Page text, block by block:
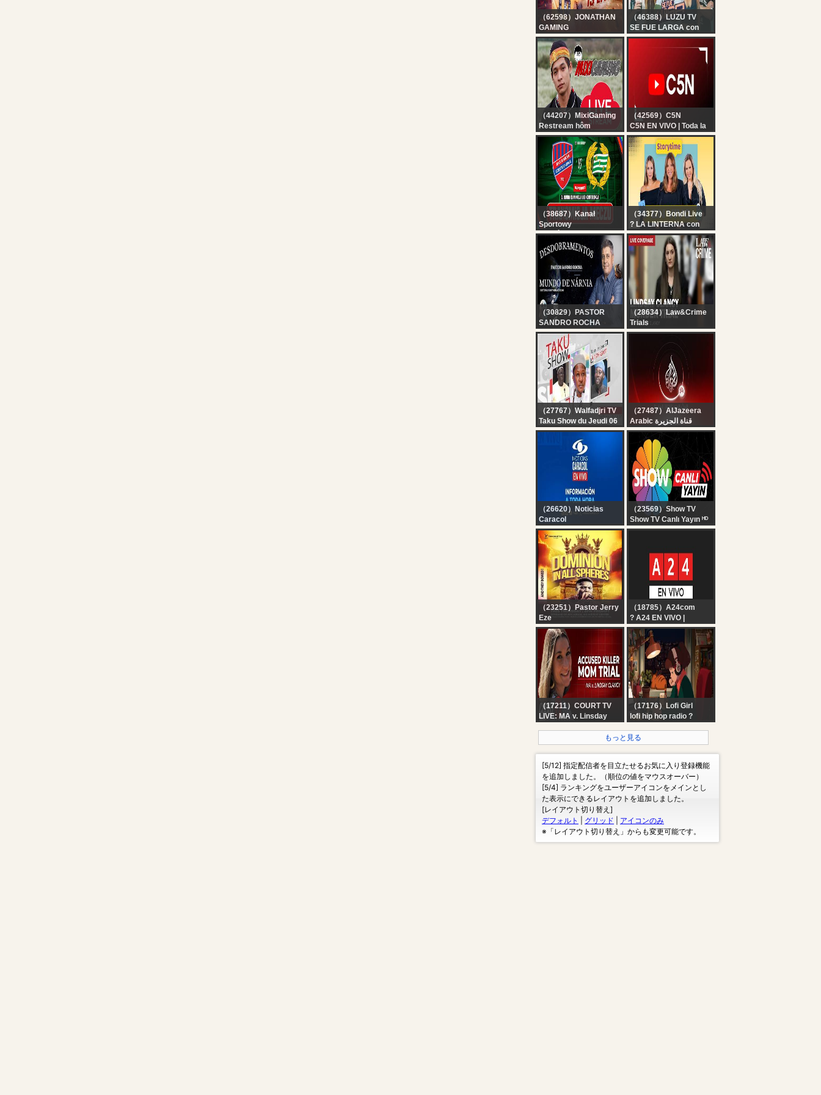
（62598）JONATHAN
GAMING
ELIMINATOR OR WHAT
| JONATHAN IS BACK!!
| BGMI!
（46388）LUZU TV
SE FUE LARGA con
FERBO, LUCAS LEZIN,
BELU NEGRI, DOMI
（44207）MixiGaming
Restream hôm
qua..................
（42569）C5N
C5N EN VIVO | Toda la
información en un solo
lugar | Seguí la
transmisión las 24
horas
（38687）Kanał
Sportowy
RAKÓW
CZĘSTOCHOWA -
HAMMARBY:
TRANSMISJA MECZU +
STUDIO | KOMENTARZ:
BOREK I LEWCZUK
（34377）Bondi Live
? LA LINTERNA con
Laura Ubfal, Flor
Cabrera y Agus Rey |
EN VIVO
（30829）PASTOR
SANDRO ROCHA
DESDOBRAMENTOS
06/08/2026
（28634）Law&Crime
Trials
LIVE: Lindsay Clancy
Murder Trial — MA v.
Lindsay Clancy — Day
（27767）Walfadjri TV
Taku Show du Jeudi 06
Aout 2026 avec Cheikh
Barra Ndiaye sur
（27487）AlJazeera
Arabic قناة الجزيرة
البث الحي لقناة الجزيرة |
التغطية مستمرة
（26620）Noticias
Caracol
? NOTICIAS CARACOL
EN VIVO | Emisión del
mediodía del 6 de
agosto de 2026
（23569）Show TV
Show TV Canlı Yayın ᴴᴰ
（23251）Pastor Jerry
Eze
DOMINION IN ALL
SPHERES - PART 4 ||
WORD & FIRE || 6TH
AUGUST 2026
（18785）A24com
? A24 EN VIVO |
Noticias de Argentina y
el mundo las 24 horas
（17211）COURT TV
LIVE: MA v. Linsday
Accused Killer Mom
Trial
（17176）Lofi Girl
lofi hip hop radio ?
もっと見る
[5/12] 指定配信者を目立たせるお気に入り登録機能
を追加しました。（順位の値をマウスオーバー）
[5/4] ランキングをユーザーアイコンをメインとし
た表示にできるレイアウトを追加しました。
[レイアウト切り替え]
デフォルト
グリッド
アイコンのみ
※「レイアウト切り替え」からも変更可能です。